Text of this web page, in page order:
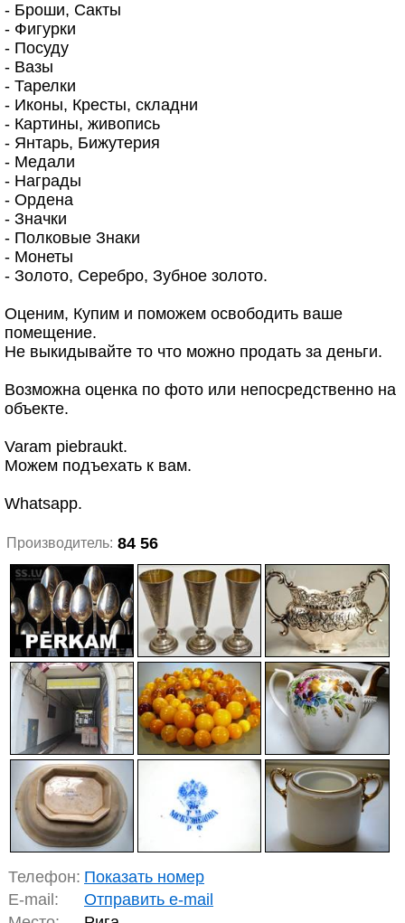
- Броши, Сакты
- Фигурки
- Посуду
- Вазы
- Тарелки
- Иконы, Кресты, складни
- Картины, живопись
- Янтарь, Бижутерия
- Медали
- Награды
- Ордена
- Значки
- Полковые Знаки
- Монеты
- Золото, Серебро, Зубное золото.
Оценим, Купим и поможем освободить ваше
помещение.
Не выкидывайте то что можно продать за деньги.
Возможна оценка по фото или непосредственно на
объекте.
Varam piebraukt.
Можем подъехать к вам.
Whatsapp.
Производитель: 84 56
Телефон: Показать номер
E-mail:
Отправить e-mail